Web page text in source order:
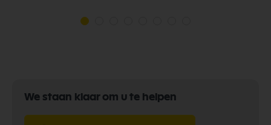
We staan klaar om u te helpen